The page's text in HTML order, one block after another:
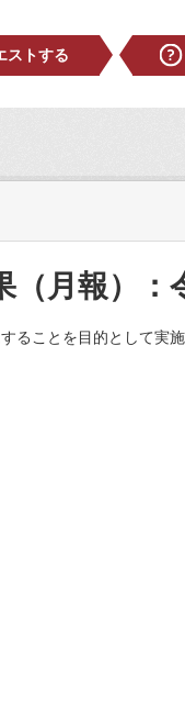
ストする
（月報）：
ることを目的として実